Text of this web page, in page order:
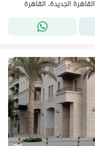
الجديدة، القاهرة